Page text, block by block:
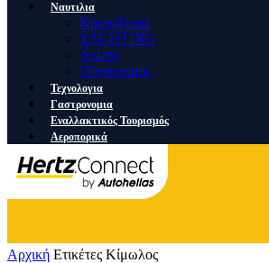
Ναυτιλια
Κρουαζιερα
YACHTING
Λιμανι
Ποντοπορος
Τεχνολογια
Γαστρονομια
Εναλλακτικός Τουρισμός
Αεροπορικά
Αρχική Ετικέτες Κίμωλος